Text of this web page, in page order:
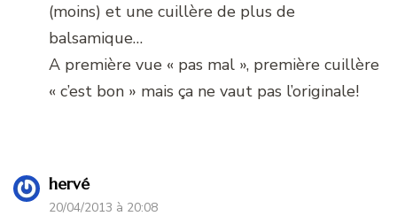
(moins) et une cuillère de plus de
balsamique…
A première vue « pas mal », première cuillère
« c’est bon » mais ça ne vaut pas l’originale!
hervé
20/04/2013 à 20:08